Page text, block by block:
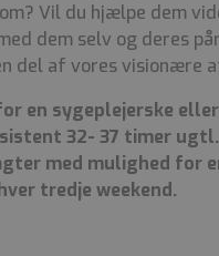
Vil du hjælpe dem
dem selv og deres
del af vores visionære
en sygeplejerske
32- 37 timer
med mulighed for
tredje weekend.